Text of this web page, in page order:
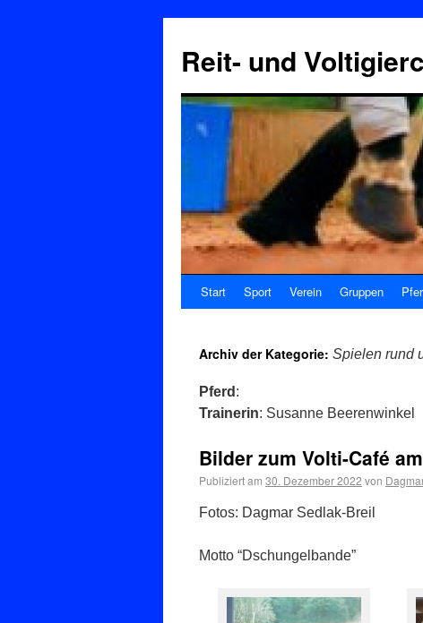
Reit- und
Start Sport Verein Gruppen
Archiv der Kategorie: Spielen rund
Pferd :
Trainerin: Susanne Beerenwinkel
Bilder zum Volti-Café
Publiziert am 30. Dezember 2022 von
Fotos: Dagmar Sedlak-Breil
Motto “Dschungelbande”